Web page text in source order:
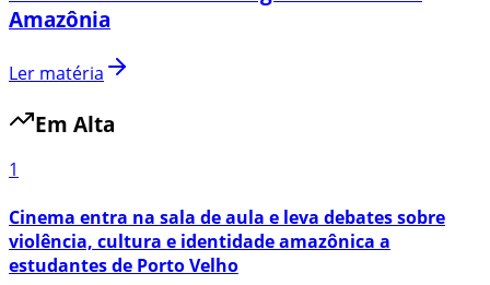
Amazônia
Ler matéria
Em Alta
1
Cinema entra na sala de aula e leva debates sobre
violência, cultura e identidade amazônica a
estudantes de Porto Velho